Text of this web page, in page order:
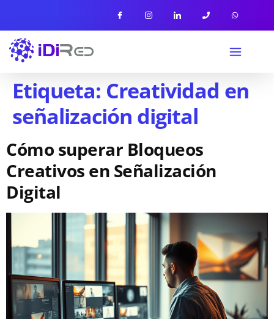
Etiqueta: Creatividad en
señalización digital
Cómo superar Bloqueos
Creativos en Señalización
Digital